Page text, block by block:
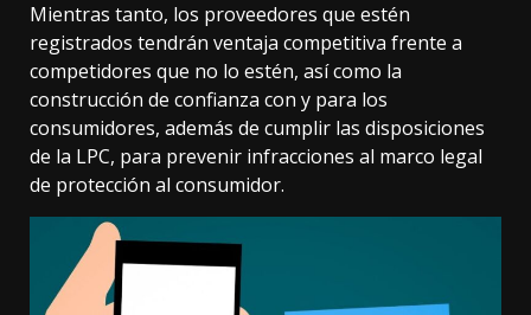
Mientras tanto, los proveedores que estén
registrados tendrán ventaja competitiva frente a
competidores que no lo estén, así como la
construcción de confianza con y para los
consumidores, además de cumplir las disposiciones
de la LPC, para prevenir infracciones al marco legal
de protección al consumidor.